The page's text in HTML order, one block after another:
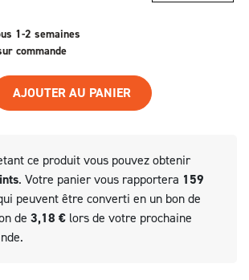
1-2 semaines
commande
AJOUTER AU PANIER
ce produit vous pouvez obtenir
. Votre panier vous rapportera 159
peuvent être converti en un bon de
de 3,18 €lors de votre prochaine